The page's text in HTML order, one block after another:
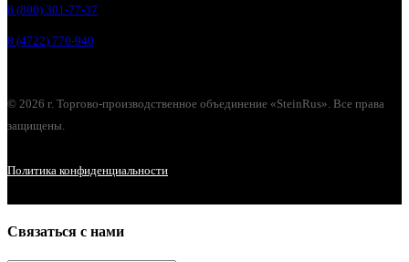
8 (800) 301-77-37
8 (4722) 770-940
© 2026 г. Торгово-производственное объединение «SteinRus». Все права
защищены.
Политика конфиденциальности
Связаться с нами